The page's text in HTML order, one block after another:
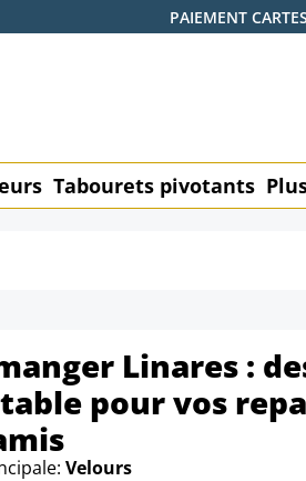
PAIEMENT
Tabourets pivotants
Linares :
pour vos
Velours